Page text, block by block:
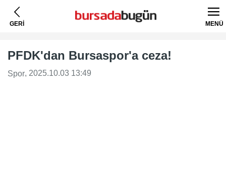
GERİ MENÜ
PFDK'dan Bursaspor'a ceza!
Spor, 2025.10.03 13:49